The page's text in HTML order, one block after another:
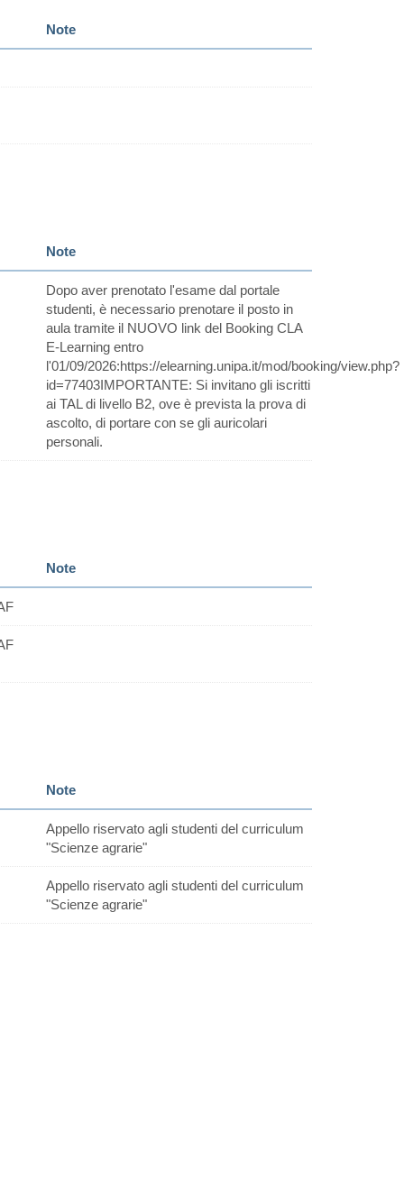
Note
Note
Dopo aver prenotato l'esame dal portale
studenti, è necessario prenotare il posto in
aula tramite il NUOVO link del Booking CLA
E-Learning entro
l'01/09/2026:https://elearning.unipa.it/mod/booking/view.php?
id=77403IMPORTANTE: Si invitano gli iscritti
ai TAL di livello B2, ove è prevista la prova di
ascolto, di portare con se gli auricolari
personali.
Note
Note
Appello riservato agli studenti del curriculum
"Scienze agrarie"
Appello riservato agli studenti del curriculum
"Scienze agrarie"